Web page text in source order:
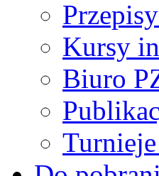
Kursy
Biuro